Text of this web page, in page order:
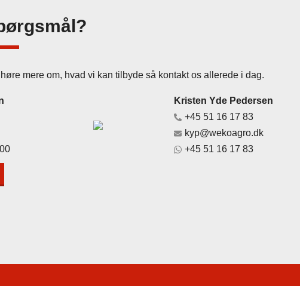
mere om, hvad vi kan tilbyde så kontakt os allerede i dag.
Kristen Yde Pedersen
+45 51 16 17 83
kyp@wekoagro.dk
+45 51 16 17 83